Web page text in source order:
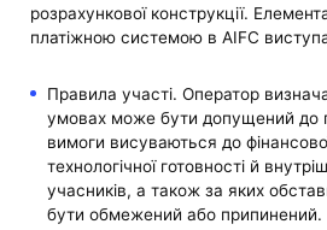
розрахункової конструкції.
платіжною системою в AIFC
Правила участі. Оператор
умовах може бути допущений до
вимоги висуваються до фінансової
технологічної готовності й
учасників, а також за яких
бути обмежений або припинений.